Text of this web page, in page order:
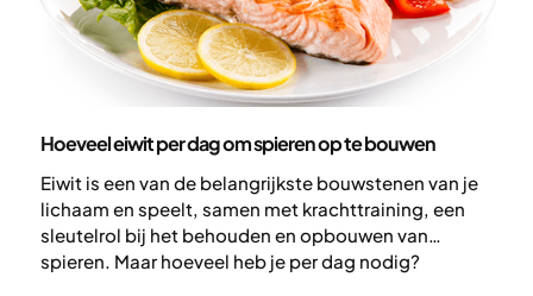
Hoeveel eiwit per dag om spieren op te bouwen
Eiwit is een van de belangrijkste bouwstenen van je
lichaam en speelt, samen met krachttraining, een
sleutelrol bij het behouden en opbouwen van
spieren. Maar hoeveel heb je per dag nodig?